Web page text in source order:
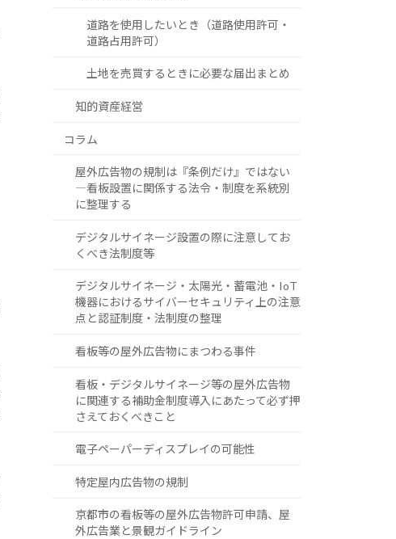
道路を使用したいとき（道路使用許可・
道路占用許可）
土地を売買するときに必要な届出まとめ
知的資産経営
コラム
屋外広告物の規制は『条例だけ』ではない
―看板設置に関係する法令・制度を系統別
に整理する
デジタルサイネージ設置の際に注意してお
くべき法制度等
デジタルサイネージ・太陽光・蓄電池・IoT
機器におけるサイバーセキュリティ上の注意
点と認証制度・法制度の整理
看板等の屋外広告物にまつわる事件
看板・デジタルサイネージ等の屋外広告物
に関連する補助金制度導入にあたって必ず押
さえておくべきこと
電子ペーパーディスプレイの可能性
特定屋内広告物の規制
京都市の看板等の屋外広告物許可申請、屋
外広告業と景観ガイドライン